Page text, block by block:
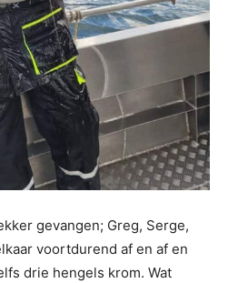
gevangen; Greg, Serge,
voortdurend af en af en
drie hengels krom. Wat